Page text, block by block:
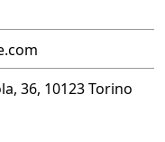
36, 10123 Torino